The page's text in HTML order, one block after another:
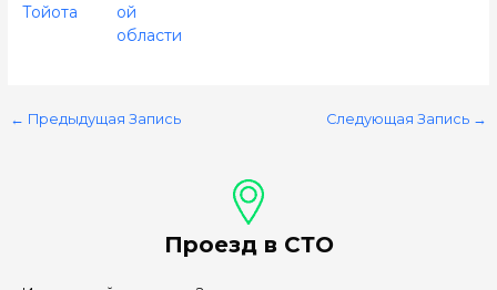
Тойота
ой
области
← Предыдущая Запись Следующая Запись →
Проезд в СТО